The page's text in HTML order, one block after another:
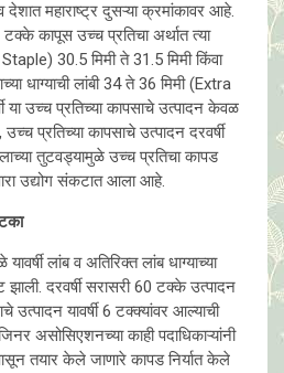
महाराष्ट्र दुसऱ्या क्रमांकावर आहे.
कापूस उच्च प्रतिचा अर्थात त्या
Staple) 30.5 मिमी ते 31.5 मिमी किंवा
धाग्याची लांबी 34 ते 36 मिमी (Extra
या उच्च प्रतिच्या कापसाचे उत्पादन केवळ
प्रतिच्या कापसाचे उत्पादन दरवर्षी
तुटवड्यामुळे उच्च प्रतिचा कापड
उद्योग संकटात आला आहे.
लांब व अतिरिक्त लांब धाग्याच्या
दरवर्षी सरासरी 60 टक्के उत्पादन
उत्पादन यावर्षी 6 टक्क्यांवर आल्याची
असोसिएशनच्या काही पदाधिकाऱ्यांनी
तयार केले जाणारे कापड निर्यात केले